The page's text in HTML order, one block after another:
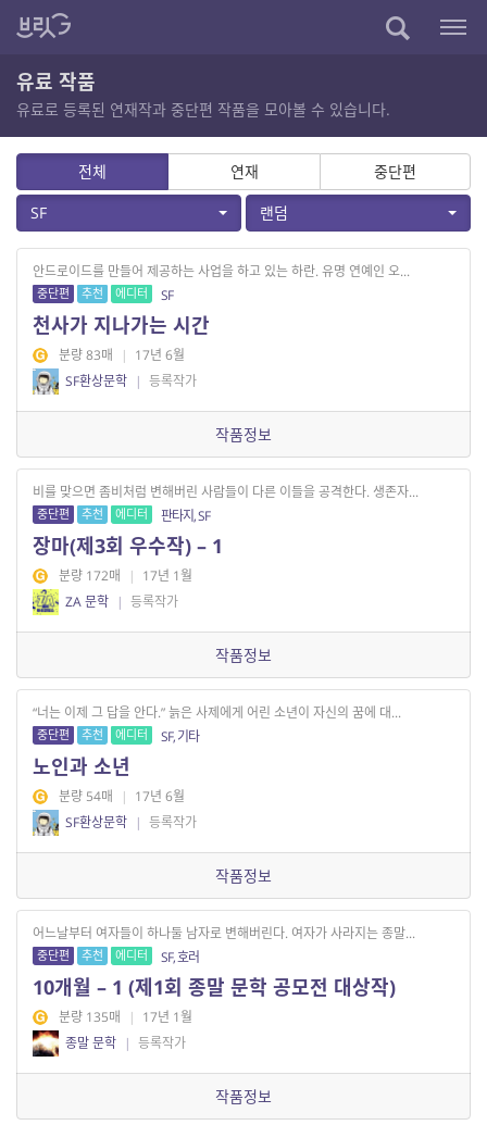
유료 작품
유료로 등록된 연재작과 중단편 작품을 모아볼 수 있습니다.
전체 연재
중단편
SF
랜덤
안드로이드를 만들어 제공하는 사업을 하고 있는 하란. 유명 연예인 오...
중단편 추천 에디터 SF
천사가 지나가는 시간
분량 83매 | 17년 6월
SF환상문학 | 등록작가
작품정보
비를 맞으면 좀비처럼 변해버린 사람들이 다른 이들을 공격한다. 생존자...
중단편 추천 에디터 판타지, SF
장마(제3회 우수작) – 1
분량 172매 | 17년 1월
ZA 문학 | 등록작가
작품정보
“너는 이제 그 답을 안다.” 늙은 사제에게 어린 소년이 자신의 꿈에 대...
중단편 추천 에디터 SF, 기타
노인과 소년
분량 54매 | 17년 6월
SF환상문학 | 등록작가
작품정보
어느날부터 여자들이 하나둘 남자로 변해버린다. 여자가 사라지는 종말...
중단편 추천 에디터 SF, 호러
10개월 – 1 (제1회 종말 문학 공모전 대상작)
분량 135매 | 17년 1월
종말 문학 | 등록작가
작품정보